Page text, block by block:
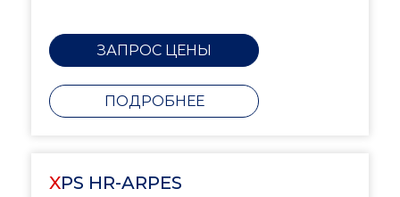
ЗАПРОС ЦЕНЫ
ПОДРОБНЕЕ
XPS HR-ARPES